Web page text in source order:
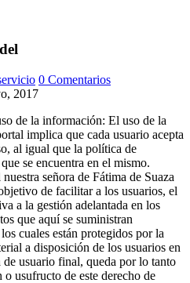
0 Comentarios
2017
de la información: El uso de la
implica que cada usuario acepta
al igual que la política de
se encuentra en el mismo.
señora de Fátima de Suaza
de facilitar a los usuarios, el
a la gestión adelantada en los
que aquí se suministran
cuales están protegidos por la
a disposición de los usuarios en
usuario final, queda por lo tanto
usufructo de este derecho de